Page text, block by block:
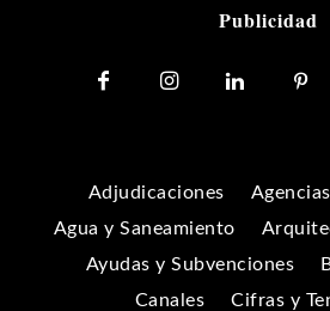
Publicidad
Adjudicaciones
Agua y Saneamiento
Ayudas y Subvenciones
Canales
Cifras y